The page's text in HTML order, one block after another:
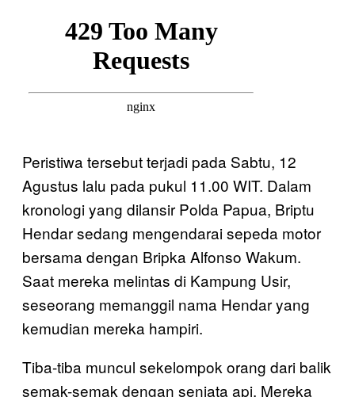
Peristiwa tersebut terjadi pada Sabtu, 12
Agustus lalu pada pukul 11.00 WIT. Dalam
kronologi yang dilansir Polda Papua, Briptu
Hendar sedang mengendarai sepeda motor
bersama dengan Bripka Alfonso Wakum.
Saat mereka melintas di Kampung Usir,
seseorang memanggil nama Hendar yang
kemudian mereka hampiri.
Tiba-tiba muncul sekelompok orang dari balik
semak-semak dengan senjata api. Mereka